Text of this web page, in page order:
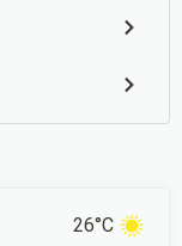
26°C